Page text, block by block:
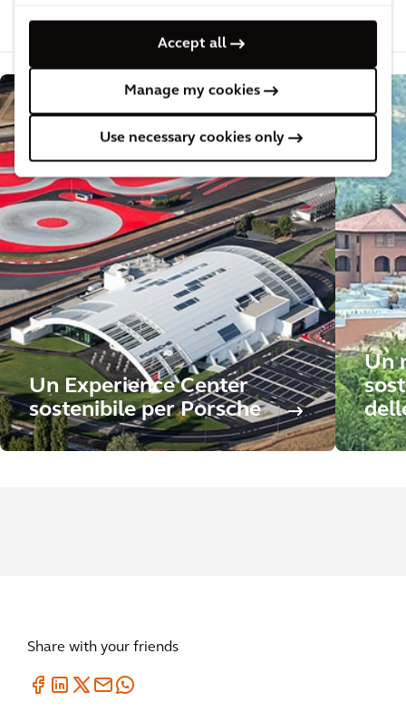
Accept all
Manage my cookies
Use necessary cookies only
Un Experience Center
sostenibile per Porsche
Un
Share with your friends